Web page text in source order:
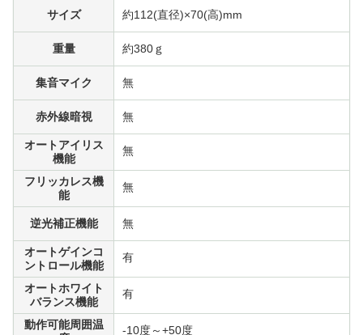
サイズ 約112(直径)×70(高)mm
重量 約380ｇ
集音マイク 無
赤外線暗視 無
オートアイリス
機能
無
フリッカレス機
能
無
逆光補正機能 無
オートゲインコ
ントロール機能
有
オートホワイト
バランス機能
有
動作可能周囲温
-10度～+50度